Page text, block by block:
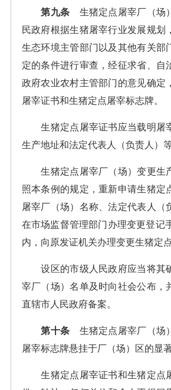
第九条 生猪定点屠宰厂（场
民政府根据生猪屠宰行业发展规划
生态环境主管部门以及其他有关部
定的条件进行审查，经征求省、自
政府农业农村主管部门的意见确定
屠宰证书和生猪定点屠宰标志牌。
生猪定点屠宰证书应当载明屠宰
生产地址和法定代表人（负责人）等
生猪定点屠宰厂（场）变更生
照本条例的规定，重新申请生猪定
屠宰厂（场）名称、法定代表人（
在市场监督管理部门办理变更登记
内，向原发证机关办理变更生猪定
设区的市级人民政府应当将其
宰厂（场）名单及时向社会公布，
直辖市人民政府备案。
第十条 生猪定点屠宰厂（场
屠宰标志牌悬挂于厂（场）区的显著
生猪定点屠宰证书和生猪定点